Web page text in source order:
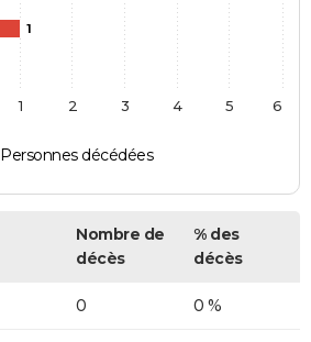
1
Personnes décédées
1 2 3 4 5 6
Nombre de
décès
% des
décès
0 0 %